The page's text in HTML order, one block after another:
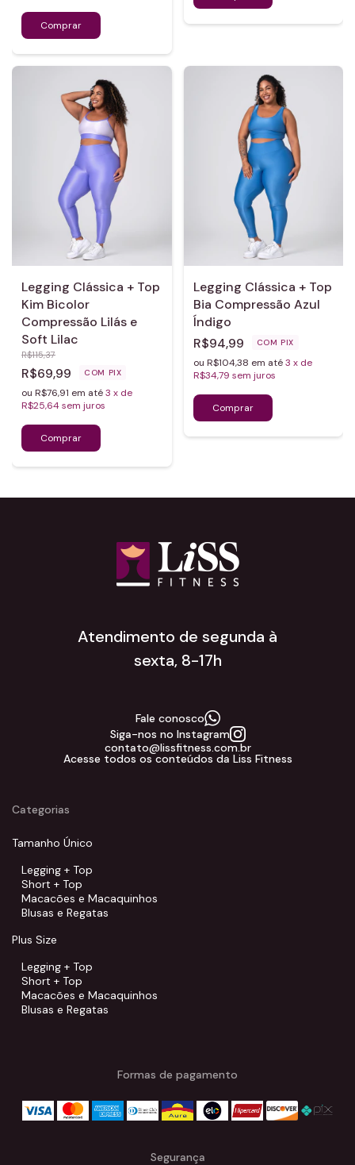
Legging Clássica + Top
Kim Bicolor
Compressão Lilás e
Soft Lilac
R$115,37
R$69,99 COM PIX
ou R$76,91 em até3 x de
R$25,64sem juros
Legging Clássica + Top
Bia Compressão Azul
Índigo
R$94,99
COM PIX
ou R$104,38 em até3 x de
R$34,79 sem juros
Atendimento de segunda à
sexta, 8-17h
Fale conosco
Siga-nos no Instagram
contato@lissfitness.com.br
Acesse todos os conteúdos da Liss Fitness
Categorias
Tamanho Único
Legging + Top
Short + Top
Macacões e Macaquinhos
Blusas e Regatas
Plus Size
Legging + Top
Short + Top
Macacões e Macaquinhos
Blusas e Regatas
Formas de pagamento
Segurança